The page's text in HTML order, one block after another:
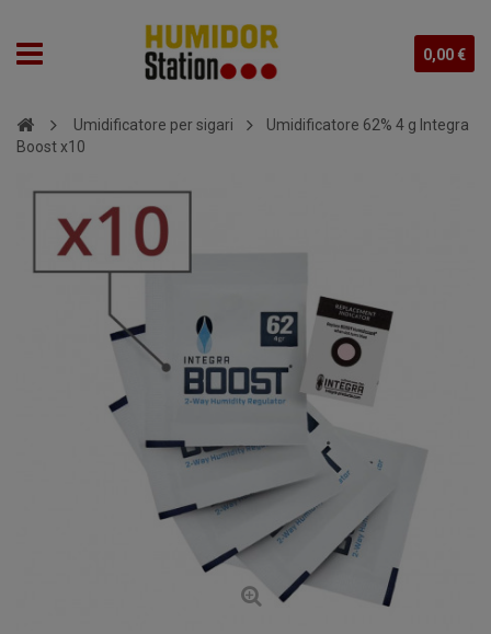
0,00 €
Umidificatore per sigari
Umidificatore 62% 4 g Integra
Boost x10